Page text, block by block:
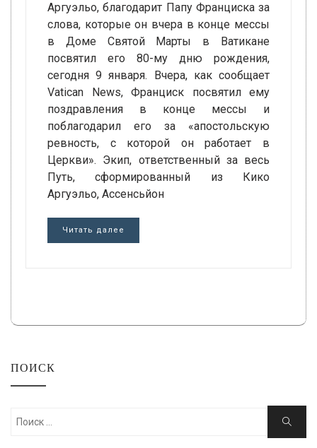
Аргуэльо, благодарит Папу Франциска за
слова, которые он вчера в конце мессы
в Доме Святой Марты в Ватикане
посвятил его 80-му дню рождения,
сегодня 9 января. Вчера, как сообщает
Vatican News, Франциск посвятил ему
поздравления в конце мессы и
поблагодарил его за «апостольскую
ревность, с которой он работает в
Церкви». Экип, ответственный за весь
Путь, сформированный из Кико
Аргуэльо, Ассенсьйон
Читать далее
ПОИСК
Искать:
Поиск